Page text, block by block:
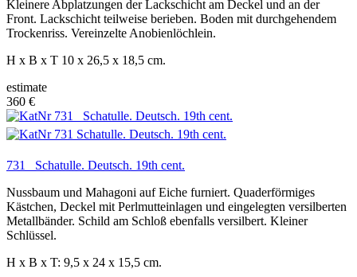
Kleinere Abplatzungen der Lackschicht am Deckel und an der
Front. Lackschicht teilweise berieben. Boden mit durchgehendem
Trockenriss. Vereinzelte Anobienlöchlein.
H x B x T 10 x 26,5 x 18,5 cm.
estimate
360 €
731 Schatulle. Deutsch. 19th cent.
Nussbaum und Mahagoni auf Eiche furniert. Quaderförmiges
Kästchen, Deckel mit Perlmutteinlagen und eingelegten versilberten
Metallbänder. Schild am Schloß ebenfalls versilbert. Kleiner
Schlüssel.
H x B x T: 9,5 x 24 x 15,5 cm.